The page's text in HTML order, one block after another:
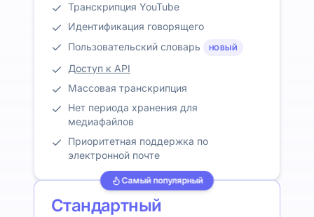
Транскрипция YouTube
Идентификация говорящего
Пользовательский словарь
НОВЫЙ
Доступ к API
Массовая транскрипция
Нет периода хранения для
медиафайлов
Приоритетная поддержка по
электронной почте
Самый популярный
Стандартный